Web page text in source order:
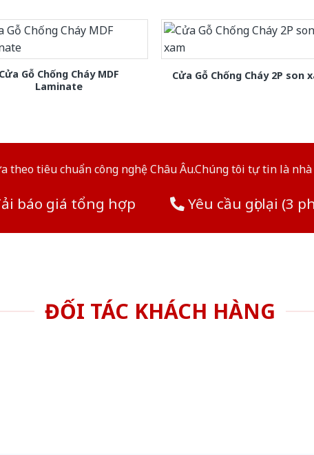
Cửa Gỗ Chống Cháy MDF
Laminate
Cửa Gỗ Chống Cháy 2P son
tiêu chuẩn công nghệ Châu Âu.Chúng tôi tự tin là
báo giá tổng hợp Yêu cầu gọi lại (3
ĐỐI TÁC KHÁCH HÀNG